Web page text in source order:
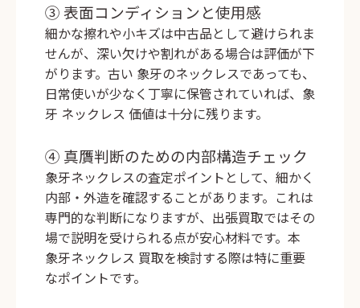
③ 表面コンディションと使用感
細かな擦れや小キズは中古品として避けられま
せんが、深い欠けや割れがある場合は評価が下
がります。古い 象牙のネックレスであっても、
日常使いが少なく丁寧に保管されていれば、象
牙 ネックレス 価値は十分に残ります。
④ 真贋判断のための内部構造チェック
象牙ネックレスの査定ポイントとして、細かく
内部・外造を確認することがあります。これは
専門的な判断になりますが、出張買取ではその
場で説明を受けられる点が安心材料です。本
象牙ネックレス 買取を検討する際は特に重要
なポイントです。